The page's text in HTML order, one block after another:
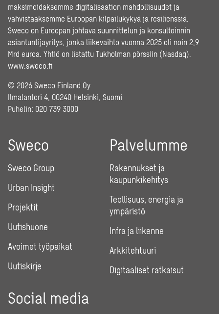
maksimoidaksemme digitalisaation mahdollisuudet ja
vahvistaaksemme Euroopan kilpailukykyä ja resilienssiä.
Sweco on Euroopan johtava suunnittelun ja konsultoinnin
asiantuntijayritys, jonka liikevaihto vuonna 2025 oli noin 2,9
Mrd euroa. Yhtiö on listattu Tukholman pörssiin (Nasdaq).
www.sweco.fi
© 2026 Sweco Finland Oy
Ilmalantori 4, 00240 Helsinki, Suomi
Puhelin: 020 739 3000
Sweco
Sweco Group
Urban Insight
Projektit
Uutishuone
Avoimet työpaikat
Uutiskirje
Palvelumme
Rakennukset ja
kaupunkikehitys
Teollisuus, energia ja
ympäristö
Infra ja liikenne
Arkkitehtuuri
Digitaaliset ratkaisut
Social media